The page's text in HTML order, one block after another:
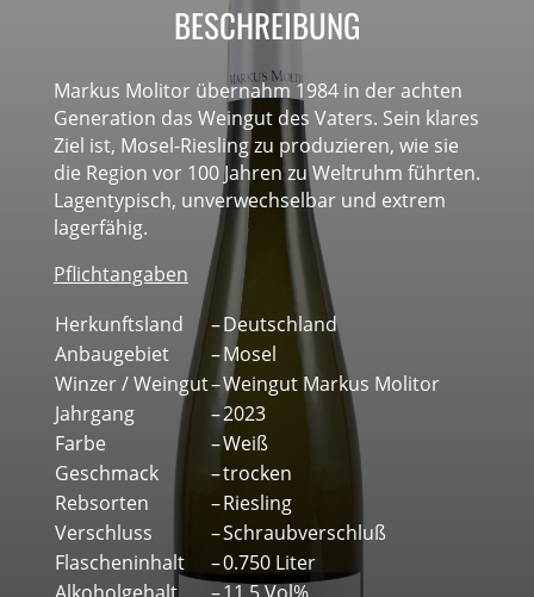
BESCHREIBUNG
Markus Molitor übernahm 1984 in der achten
Generation das Weingut des Vaters. Sein klares
Ziel ist, Mosel-Riesling zu produzieren, wie sie
die Region vor 100 Jahren zu Weltruhm führten.
Lagentypisch, unverwechselbar und extrem
lagerfähig.
Pflichtangaben
Herkunftsland
–Deutschland
Anbaugebiet
–Mosel
Winzer / Weingut–Weingut Markus Molitor
Jahrgang
–2023
Farbe
–Weiß
Geschmack
–trocken
Rebsorten
–Riesling
Verschluss
–Schraubverschluß
Flascheninhalt
–0.750 Liter